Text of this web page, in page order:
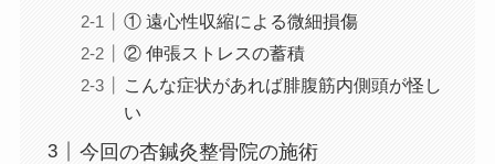
① 遠心性収縮による微細損傷
② 伸張ストレスの蓄積
こんな症状があれば腓腹筋内側頭が怪し
い
今回の杏鍼灸整骨院の施術